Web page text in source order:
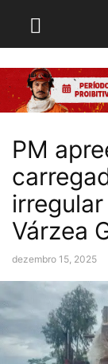
PM
Várzea
dezembro 15, 2025